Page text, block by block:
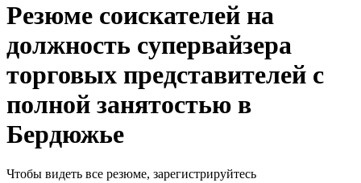
Резюме соискателей на
должность супервайзера
торговых представителей с
полной занятостью в
Бердюжье
Чтобы видеть все резюме, зарегистрируйтесь